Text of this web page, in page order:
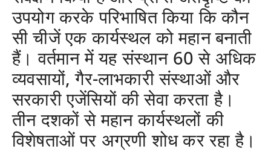
उपयोग करके परिभाषित किया कि कौन
सी चीजें एक कार्यस्थल को महान बनाती
हैं। वर्तमान में यह संस्थान 60 से अधिक
व्यवसायों, गैर-लाभकारी संस्थाओं और
सरकारी एजेंसियों की सेवा करता है।
तीन दशकों से महान कार्यस्थलों की
विशेषताओं पर अग्रणी शोध कर रहा है।